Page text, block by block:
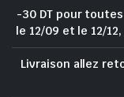
-30 DT pour
le 12/09 et le 12/
Livraison allez